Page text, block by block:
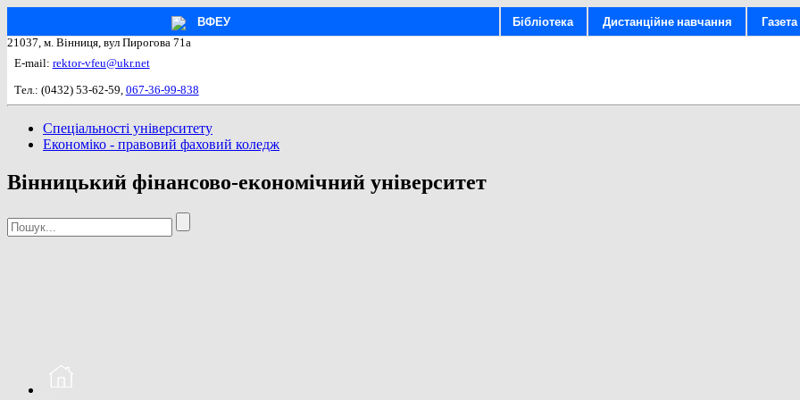
ВФЕУ Бібліотека Дистанційне навчання
21037, м. Вінниця, вул Пирогова 71а
E-mail: rektor-vfeu@ukr.net
Тел.: (0432) 53-62-59, 067-36-99-838
Спеціальності університету
Економіко - правовий фаховий коледж
Вінницький фінансово-економічний університет